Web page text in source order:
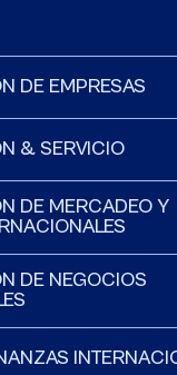
DE EMPRESAS
& SERVICIO
DE MERCADEO Y
DE NEGOCIOS